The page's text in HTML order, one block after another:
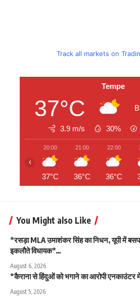
Track all markets on
Tempe
37°C
3.9 m/s 30%
20:00
37°C
21:00
36°C
22:00
36°C
‹
You Might also Like
*रसड़ा MLA उमाशंकर सिंह का निधन, यूपी में
इकलौते विधायक*…
August 6, 2026
*कैराना से हिंदुओं को भगाने का आरोपी एनकाउंटर
August 5, 2026